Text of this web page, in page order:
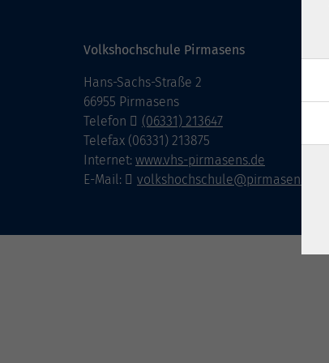
Volkshochschule Pirmasens
Hans-Sachs-Straße 2
66955 Pirmasens
Telefon
(06331) 213647
Telefax (06331) 213875
Internet: www.vhs-pirmasens.de
E-Mail:
volkshochschule@pirmasens.de